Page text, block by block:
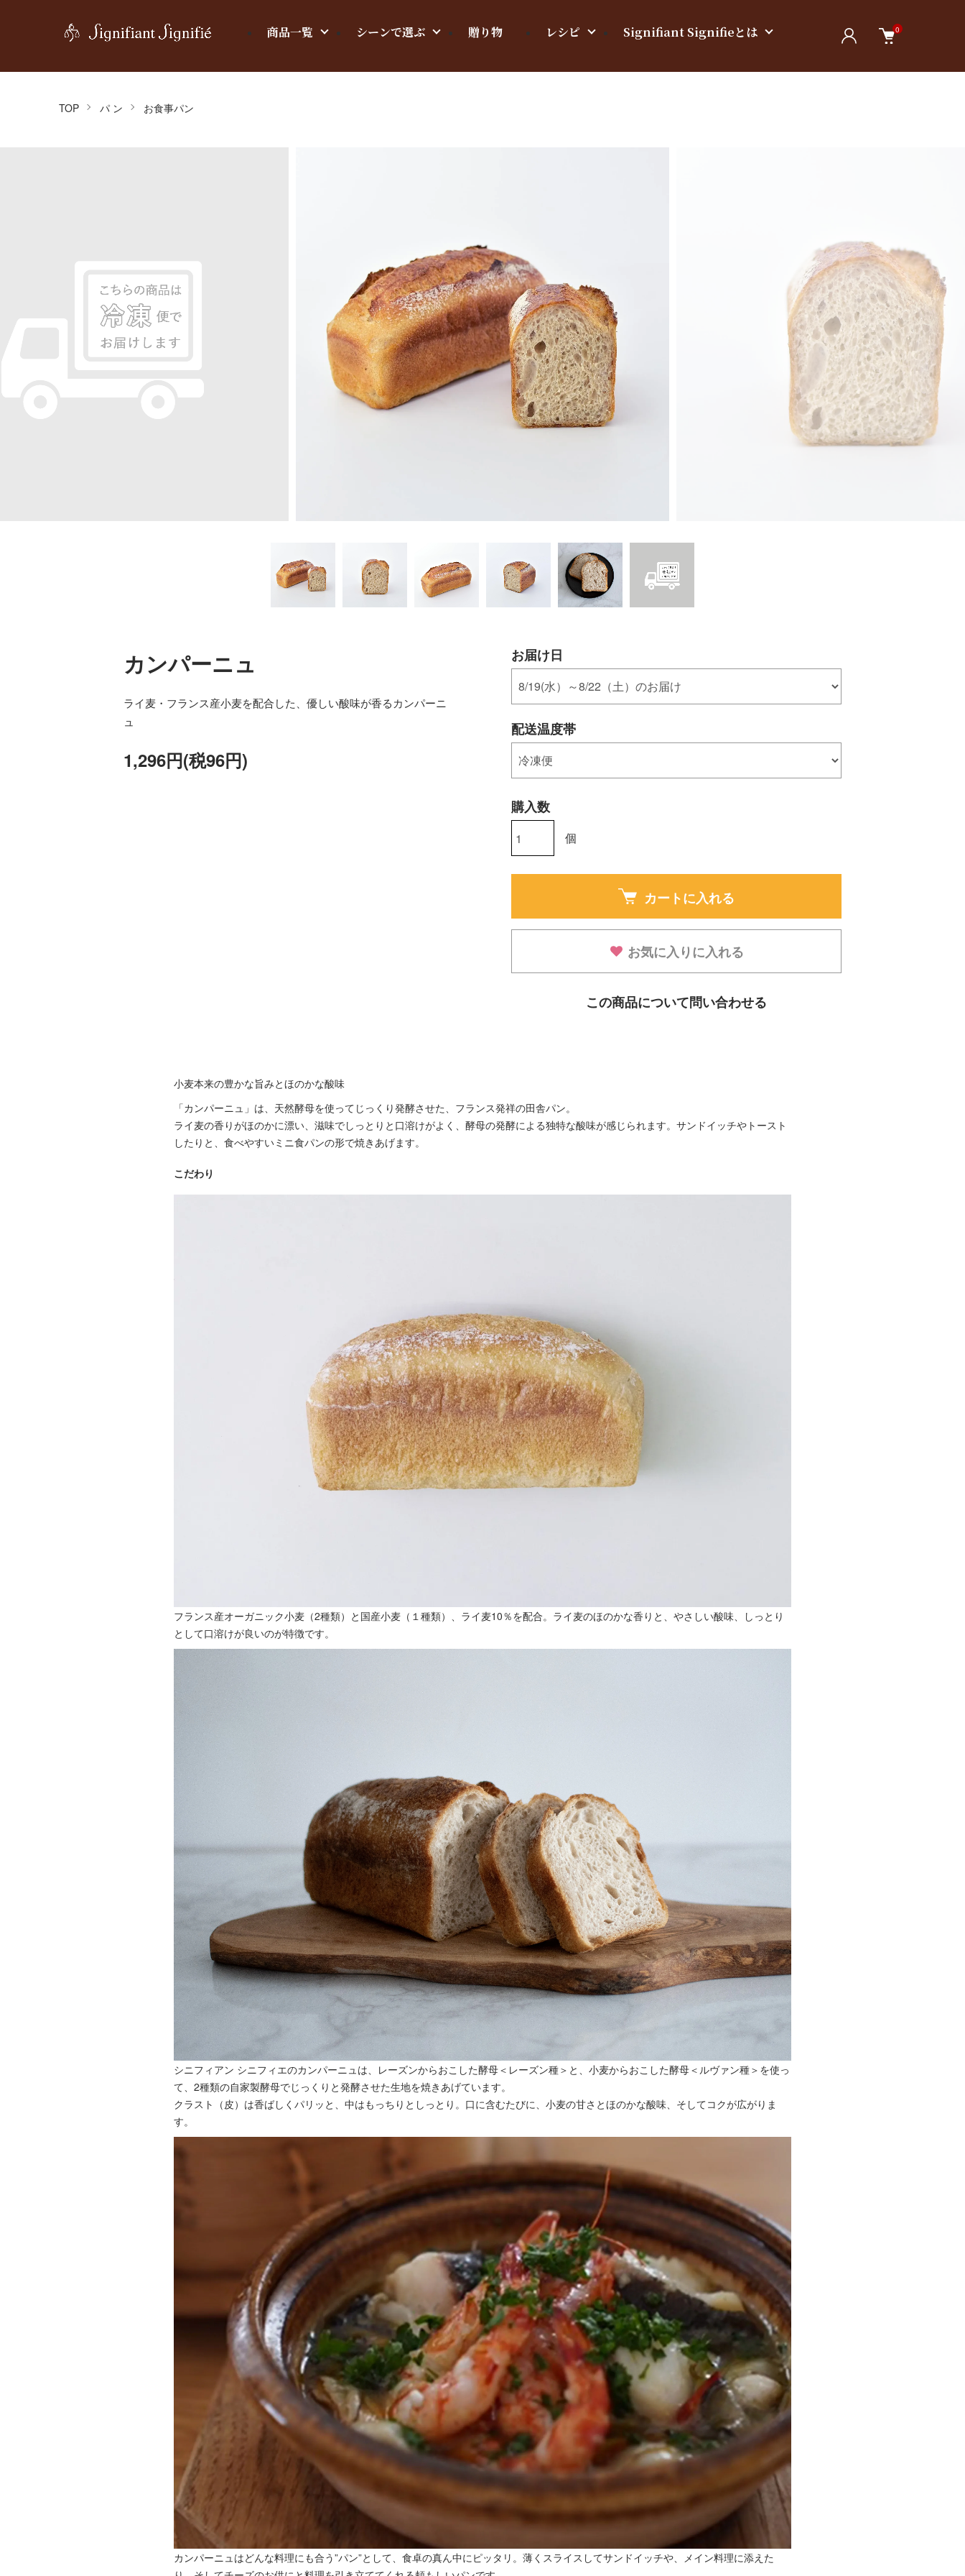
商品一覧 シーンで選ぶ 贈り物 レシピ Signifiant Signifieとは 0
TOP パ ン お食事パン
カンパーニュ
ライ麦・フランス産小麦を配合した、優しい酸味が香るカンパーニ
ュ
1,296円(税96円)
お届け日
配送温度帯
購入数
個
カートに入れる
お気に入りに入れる
この商品について問い合わせる
小麦本来の豊かな旨みとほのかな酸味
「カンパーニュ」は、天然酵母を使ってじっくり発酵させた、フランス発祥の田舎パン。
ライ麦の香りがほのかに漂い、滋味でしっとりと口溶けがよく、酵母の発酵による独特な酸味が感じられます。サンドイッチやトースト
したりと、食べやすいミニ食パンの形で焼きあげます。
こだわり
フランス産オーガニック小麦（2種類）と国産小麦（１種類）、ライ麦10％を配合。ライ麦のほのかな香りと、やさしい酸味、しっとり
として口溶けが良いのが特徴です。
シニフィアン シニフィエのカンパーニュは、レーズンからおこした酵母＜レーズン種＞と、小麦からおこした酵母＜ルヴァン種＞を使っ
て、2種類の自家製酵母でじっくりと発酵させた生地を焼きあげています。
クラスト（皮）は香ばしくパリッと、中はもっちりとしっとり。口に含むたびに、小麦の甘さとほのかな酸味、そしてコクが広がりま
す。
カンパーニュはどんな料理にも合う”パン”として、食卓の真ん中にピッタリ。薄くスライスしてサンドイッチや、メイン料理に添えた